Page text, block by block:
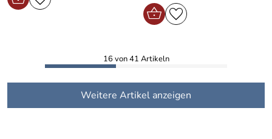
16 von 41 Artikeln
Weitere Artikel anzeigen